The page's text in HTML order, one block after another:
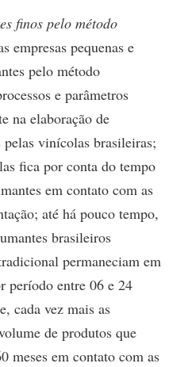
finos pelo método
empresas pequenas e
pelo método
e parâmetros
na elaboração de
pelas vinícolas brasileiras;
fica por conta do tempo
em contato com as
até há pouco tempo,
brasileiros
permaneciam em
período entre 06 e 24
cada vez mais as
de produtos que
meses em contato com as